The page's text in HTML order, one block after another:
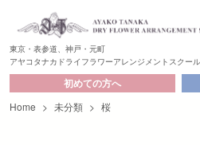
東京・表参道、神戸・元町
アヤコタナカドライフラワーアレンジメントスクール
初めての方へ
Home > 未分類 > 桜